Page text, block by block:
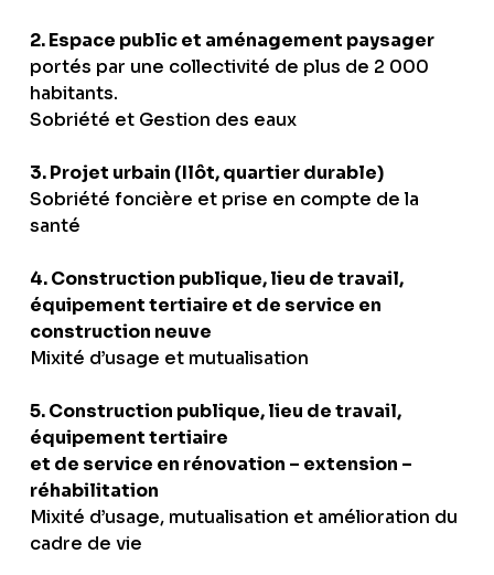
2. Espace public et aménagement paysager
portés par une collectivité de plus de 2 000
habitants.
Sobriété et Gestion des eaux
3. Projet urbain (Ilôt, quartier durable)
Sobriété foncière et prise en compte de la
santé
4. Construction publique, lieu de travail,
équipement tertiaire et de service en
construction neuve
Mixité d’usage et mutualisation
5. Construction publique, lieu de travail,
équipement tertiaire
et de service en rénovation – extension –
réhabilitation
Mixité d’usage, mutualisation et amélioration du
cadre de vie